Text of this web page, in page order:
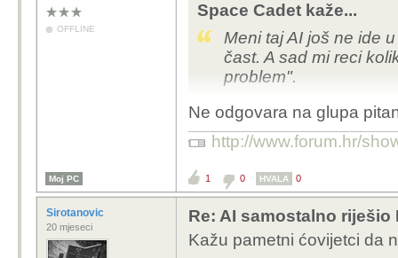
OFFLINE
Space Cadet kaže...
Meni taj AI još ne ide
čast. A sad mi reci
problem".
Ne odgovara na glupa
http://www.forum.hr/
Moj PC 1 0 HVALA 0
Sirotanovic
20 mjeseci
Re: AI samostalno
Kažu pametni ćovijetci da